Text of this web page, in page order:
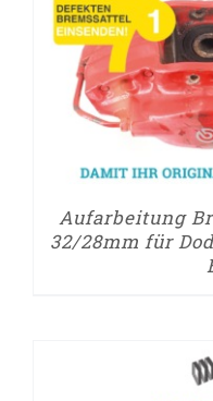
Aufarbeitung
32/28mm für